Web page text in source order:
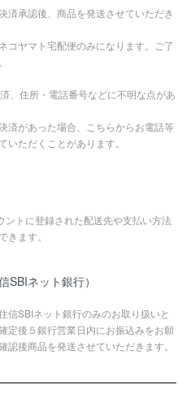
済承認後、商品を発送させていただき
コヤマト宅配便のみになります。ご了
、住所・電話番号などに不明な点があ
済があった場合、こちらからお電話等
いただくことがあります。
ントに登録された配送先や支払い方法
きます。
SBIネット銀行）
信SBIネット銀行のみのお取り扱いと
定後５銀行営業日内にお振込みをお願
認後商品を発送させていただきます。